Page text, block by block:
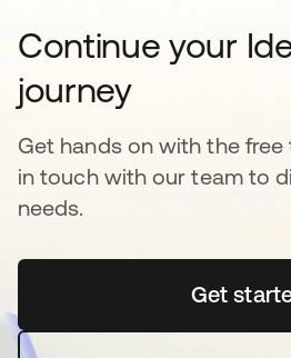
Continue your
journey
Get hands on with the
in touch with our team to
needs.
Get